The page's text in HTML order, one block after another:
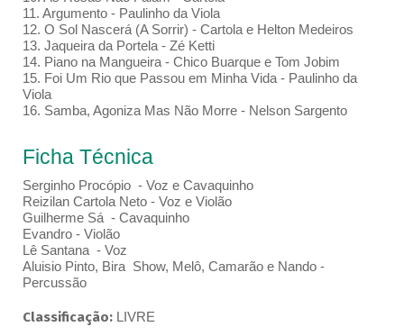
11. Argumento - Paulinho da Viola
12. O Sol Nascerá (A Sorrir) - Cartola e Helton Medeiros
13. Jaqueira da Portela - Zé Ketti
14. Piano na Mangueira - Chico Buarque e Tom Jobim
15. Foi Um Rio que Passou em Minha Vida - Paulinho da
Viola
16. Samba, Agoniza Mas Não Morre - Nelson Sargento
Ficha Técnica
Serginho Procópio - Voz e Cavaquinho
Reizilan Cartola Neto - Voz e Violão
Guilherme Sá - Cavaquinho
Evandro - Violão
Lê Santana - Voz
Aluisio Pinto, Bira Show, Melô, Camarão e Nando -
Percussão
Classificação: LIVRE